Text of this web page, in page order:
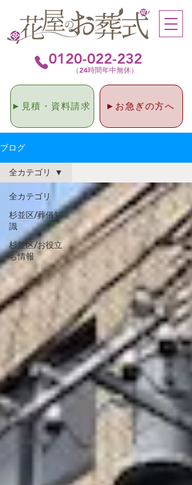
0120-022-232
（24時間年中無休）
►見積・資料請求 ►お急ぎの方へ
ブログ
全カテゴリ
杉並区/葬儀知
識
杉並区/お役立
ち情報
全カテゴリ